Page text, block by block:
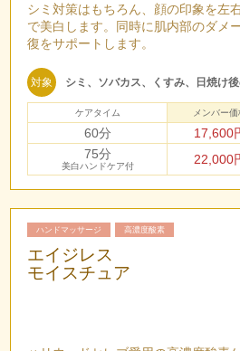
シミ対策はもちろん、顔の印象を左
で美白します。同時に肌内部のダメ
復をサポートします。
対象 シミ、ソバカス、くすみ、日焼け
ケアタイム メンバー価
60分 17,600
75分
美白ハンドケア付 22,000
ハンドマッサージ 高濃度酸素
エイジレス
モイスチュア